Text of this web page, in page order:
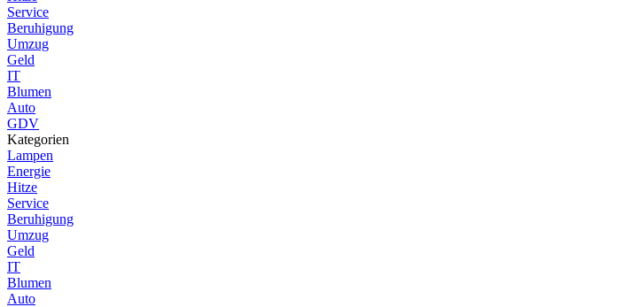
Service
Beruhigung
Umzug
Geld
IT
Blumen
Auto
GDV
Kategorien
Lampen
Energie
Hitze
Service
Beruhigung
Umzug
Geld
IT
Blumen
Auto